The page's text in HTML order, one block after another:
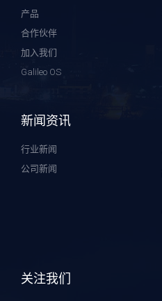
产品
合作伙伴
加入我们
Galileo OS
新闻资讯
行业新闻
公司新闻
关注我们